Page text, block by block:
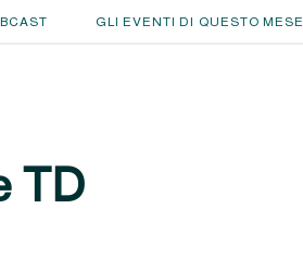
GLI EVENTI DI QUESTO MESE
TD